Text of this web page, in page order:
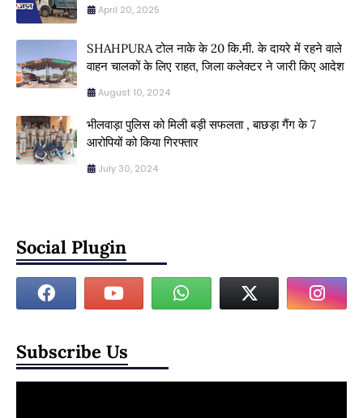
April 20, 2025
SHAHPURA टोल नाके के 20 कि.मी. के दायरे में रहने वाले
वाहन चालकों के लिए राहत, जिला कलेक्टर ने जारी किए आदेश
August 10, 2024
भीलवाड़ा पुलिस को मिली बड़ी सफलता , बाछड़ा गैंग के 7
आरोपियों को किया गिरफ्तार
July 30, 2024
Social Plugin
Subscribe Us